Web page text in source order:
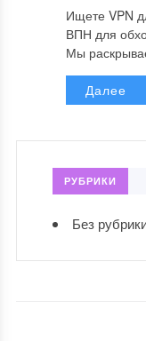
Ищете VPN
ВПН для
Мы
Далее
РУБРИКИ
Без